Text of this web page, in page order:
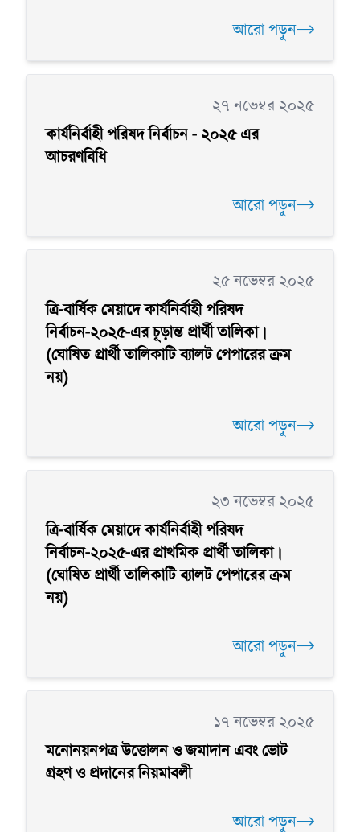
আরো পড়ুন
২৭ নভেম্বর ২০২৫
কার্যনির্বাহী পরিষদ নির্বাচন - ২০২৫ এর
আচরণবিধি
আরো পড়ুন
২৫ নভেম্বর ২০২৫
ত্রি-বার্ষিক মেয়াদে কার্যনির্বাহী পরিষদ
নির্বাচন-২০২৫-এর চূড়ান্ত প্রার্থী তালিকা।
(ঘোষিত প্রার্থী তালিকাটি ব্যালট পেপারের ক্রম
নয়)
আরো পড়ুন
২৩ নভেম্বর ২০২৫
ত্রি-বার্ষিক মেয়াদে কার্যনির্বাহী পরিষদ
নির্বাচন-২০২৫-এর প্রাথমিক প্রার্থী তালিকা।
(ঘোষিত প্রার্থী তালিকাটি ব্যালট পেপারের ক্রম
নয়)
আরো পড়ুন
১৭ নভেম্বর ২০২৫
মনোনয়নপত্র উত্তোলন ও জমাদান এবং ভোট
গ্রহণ ও প্রদানের নিয়মাবলী
আরো পড়ুন